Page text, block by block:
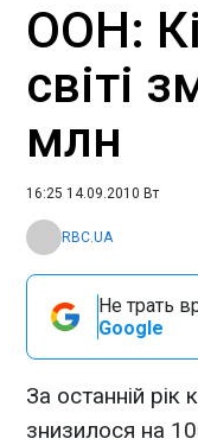
ООН:
світі
млн
16:25 14.09.2010 Вт
RBC.UA
Не трать
Google
За останній
знизилося на